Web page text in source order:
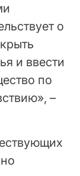
о
и ввести
по
–